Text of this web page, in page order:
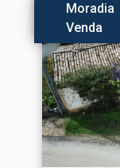
Moradia
Venda